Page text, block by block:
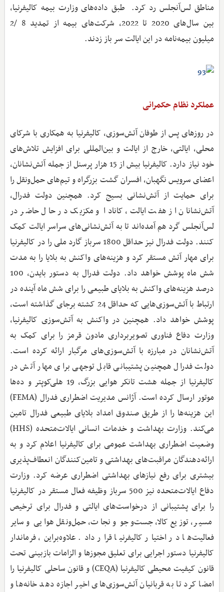
مناطق لس‌آنجلس رد کرد. طبق داده‌های وزارت بیمه کالیفرنیا،
بین سال‌های 2020 تا 2022، شرکت‌های بیمه از تمدید 8 /2
میلیون بیمه‌نامه در این ایالت سر باز زدند.
عملکرد نظام حکمرانی
در روزهای پس از طوفان آتش‌سوزی، کالیفرنیا به همکاری با شرکای
محلی، ایالتی، خارج از ایالت و بین‌المللی برای افزایش تلاش‌های
خود نیاز دارد. کالیفرنیا بیش از 15 هزار پرسنل از جمله آتش‌نشانان،
اعضای سرویس نگهبان، افسران گشت بزرگراه و تیم‌های حمل‌ونقل را
برای حمایت از آتش‌نشانی بسیج کرد. همچنین دولت فدرال،
آتش‌نشانان از هفت ایالت، کانادا و مکزیک در حال حاضر در
لس‌آنجلس گرد هم آمده‌اند تا به آتش‌نشانی‌های سراسر ایالت کمک
کنند. دولت فدرال نیز حداقل 1800 سرباز گارد ملی را در کالیفرنیا
برای مهار آتش مستقر کرد و هزینه‌های واکنش به بلایا را به مدت
شش ماه پوشش خواهد داد. دولت فدرال به دستور بایدن، 100
درصد هزینه‌های واکنش به بلایای طبیعی را برای شش ماه آینده در
ارتباط با آتش‌سوزی‌هایی که حداقل 24 کشته برجای گذاشته است،
پوشش خواهد داد. همچنین در واکنش به آتش‌سوزی کالیفرنیا،
وزارت دفاع فناوری تصویربرداری مادون قرمز را برای کمک به
آتش‌نشانان در مبارزه با آتش‌سوزی‌های مرگبار ارائه کرده است.
دولت فدرال همچنین پشتیبانی قابل توجهی برای مهار آتش در
کالیفرنیا از جمله هشت تانکر هوایی بزرگ، 19 هلی‌کوپتر و ده‌ها
موتور ارسال کرده است. آژانس مدیریت اضطراری فدرال (FEMA)
این هزینه‌ها را از طریق صندوق امداد بلایای طبیعی فدرال تامین
می‌کند. وزارت بهداشت و خدمات انسانی ایالات‌متحده (HHS)
وضعیت اضطراری بهداشت عمومی برای کالیفرنیا اعلام کرد و به
ارائه‌دهندگان مراقبت‌های بهداشتی و تامین‌کنندگان انعطاف‌پذیری
بیشتری برای رفع نیازهای بهداشتی اضطراری عرضه کرد. وزارت
دفاع ایالات‌متحده نیز 500 سرباز وظیفه فعال مستقر در کالیفرنیا
را برای پشتیبانی از درخواست‌های ایالتی و فدرال برای ترخیص
مسیر، توزیع کالا، جست‌وجو و نجات، حمل‌ونقل هوایی و سایر
فعالیت‌ها در اختیار کالیفرنیا قرار داد. علاوه‌براین، فرماندار
کالیفرنیا دستور اجرایی برای تعلیق مجوزها و الزامات بازبینی تحت
قانون کیفیت محیطی کالیفرنیا (CEQA) و قانون ساحلی کالیفرنیا را
امضا کرد تا به قربانیان آتش‌سوزی‌های اخیر اجازه دهد خانه‌ها و